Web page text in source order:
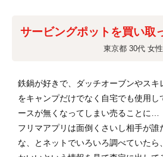
サービングポットを買い取
東京都 30代 女性
鉄鍋が好きで、ダッチオーブンやスキ
をキャンプだけでなく自宅でも使用
ースが無くなってしまい売ることに…
フリマアプリは面倒くさいし相手が
な、とネットでいろいろ調べていたら